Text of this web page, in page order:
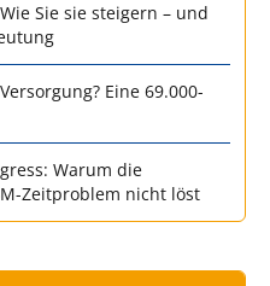
Sie sie steigern – und
Eine 69.000-
Warum die
Zeitproblem nicht löst